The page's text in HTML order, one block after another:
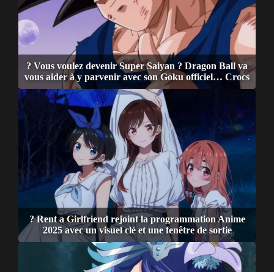
? Vous voulez devenir Super Saiyan ? Dragon Ball va
vous aider à y parvenir avec son Goku officiel… Crocs
? Rent a Girlfriend rejoint la programmation Anime
2025 avec un visuel clé et une fenêtre de sortie